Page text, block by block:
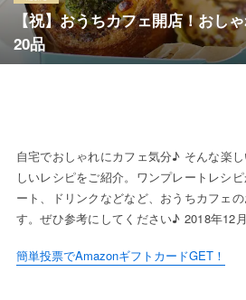
【祝】おうちカフェ開店！おし
20品
自宅でおしゃれにカフェ気分♪ そんな楽
しいレシピをご紹介。ワンプレートレシ
ート、ドリンクなどなど、おうちカフェ
す。ぜひ参考にしてください♪ 2018年12
簡単投票でAmazonギフトカードGET！